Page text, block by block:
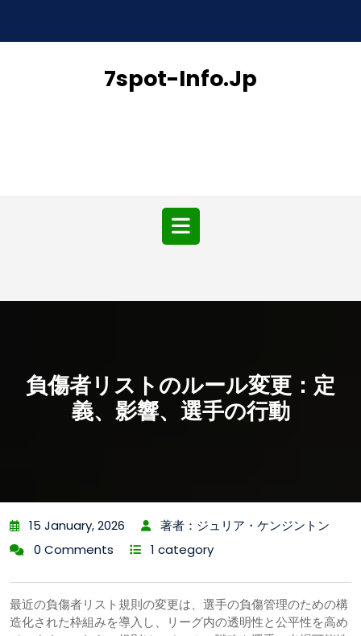
content
7spot-Info.jp
Open
負傷者リストのルール変更：定
義、影響、選手の行動
15 January, 2026
著者：ジュリア・ケンジントン
0 Comments
1 category
最近の負傷者リスト規則の変更は、選手の負傷管理のための構
造化された枠組みを導入し、リーグ内の透明性と公平性を高め